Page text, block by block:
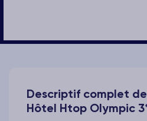
Descriptif complet
Hôtel Htop Olympic